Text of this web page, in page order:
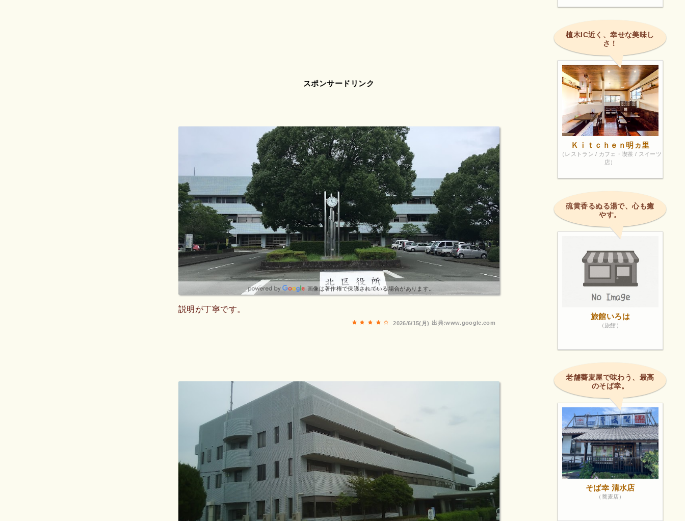
スポンサードリンク
画像は著作権で保護されている場合があります。
説明が丁寧です。
出典:www.google.com
2026/6/15(月)
植木IC近く、幸せな美味し
さ！
Ｋｉｔｃｈｅｎ明ヵ里
（レストラン / カフェ・喫茶 / スイーツ
店）
硫黄香るぬる湯で、心も癒
やす。
旅館いろは
（旅館）
老舗蕎麦屋で味わう、最高
のそば幸。
そば幸 清水店
（蕎麦店）